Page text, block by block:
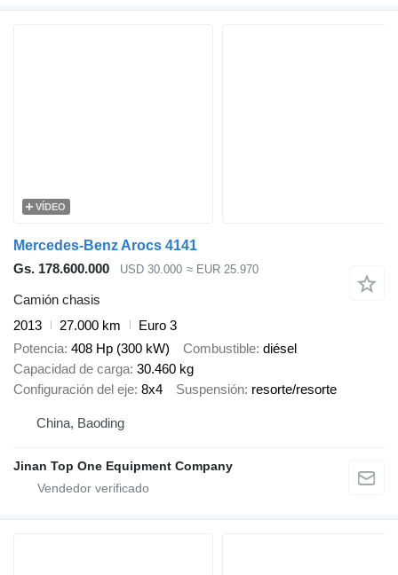
VÍDEO
Mercedes-Benz Arocs 4141
Gs. 178.600.000
USD 30.000 ≈ EUR 25.970
Camión chasis
2013
27.000 km
Euro 3
Potencia 408 Hp (300 kW) Combustible diésel
Capacidad de carga 30.460 kg
Configuración del eje 8x4 Suspensión resorte/resorte
China, Baoding
Jinan Top One Equipment Company